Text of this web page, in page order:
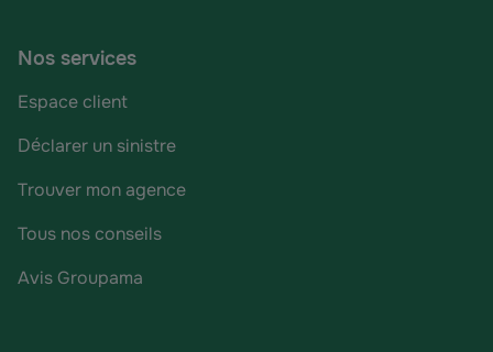
Nos services
Espace client
Déclarer un sinistre
Trouver mon agence
Tous nos conseils
Avis Groupama